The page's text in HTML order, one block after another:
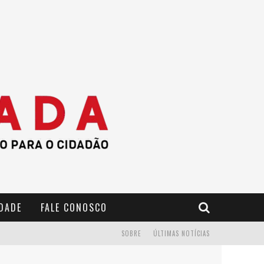
FALE CONOSCO
ÚLTIMAS NOTÍCIAS
SOBRE